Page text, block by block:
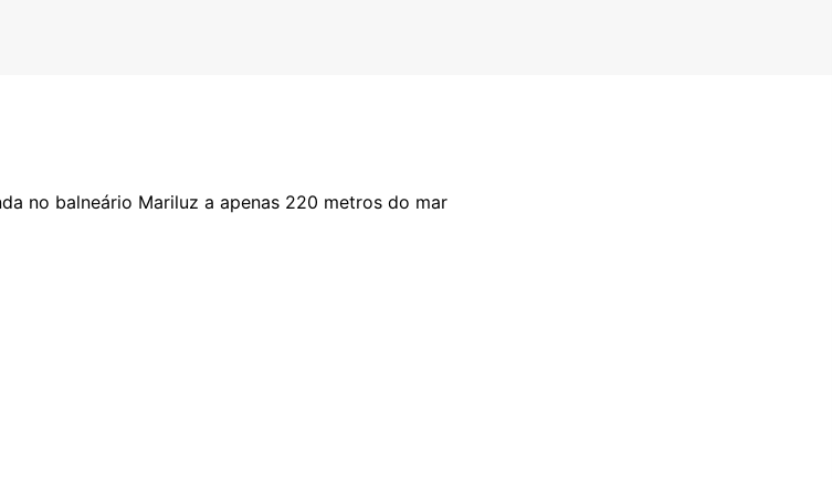
no balneário Mariluz a apenas 220 metros do mar